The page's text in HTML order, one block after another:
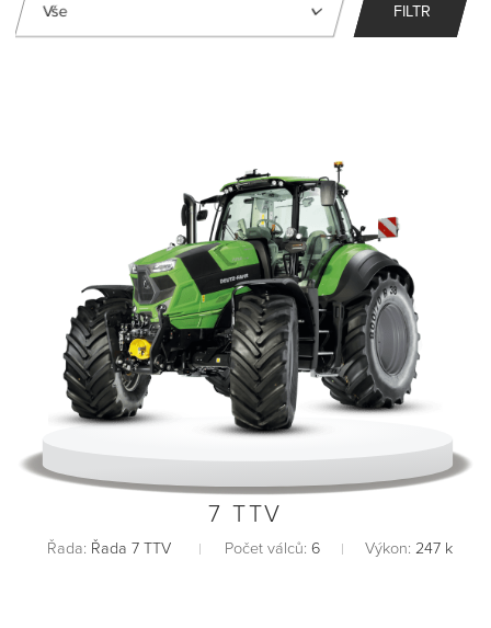
FILTR
7 TTV
Řada: Řada 7 TTV Počet válců: 6 Výkon: 247 k